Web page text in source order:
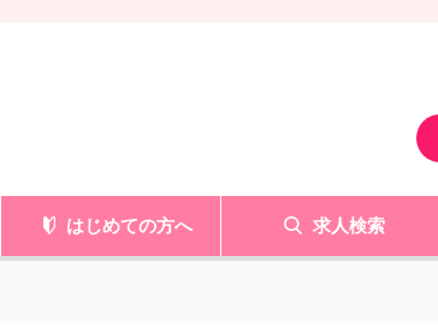
はじめての方へ 求人検索